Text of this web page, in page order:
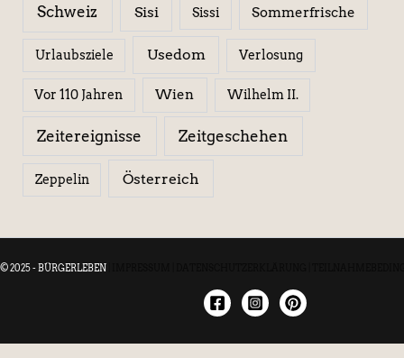
Schweiz Sisi Sissi Sommerfrische
Urlaubsziele Usedom Verlosung
Vor 110 Jahren Wien Wilhelm II.
Zeitereignisse Zeitgeschehen
Zeppelin Österreich
© 2025 - BÜRGERLEBEN